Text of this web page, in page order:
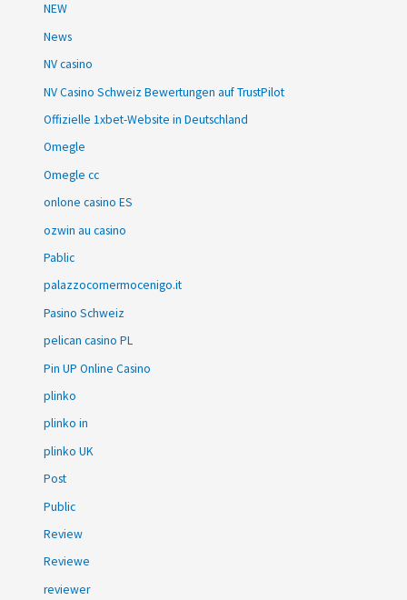
NEW
News
NV casino
NV Casino Schweiz Bewertungen auf TrustPilot
Offizielle 1xbet-Website in Deutschland
Omegle
Omegle cc
onlone casino ES
ozwin au casino
Pablic
palazzocornermocenigo.it
Pasino Schweiz
pelican casino PL
Pin UP Online Casino
plinko
plinko in
plinko UK
Post
Public
Review
Reviewe
reviewer